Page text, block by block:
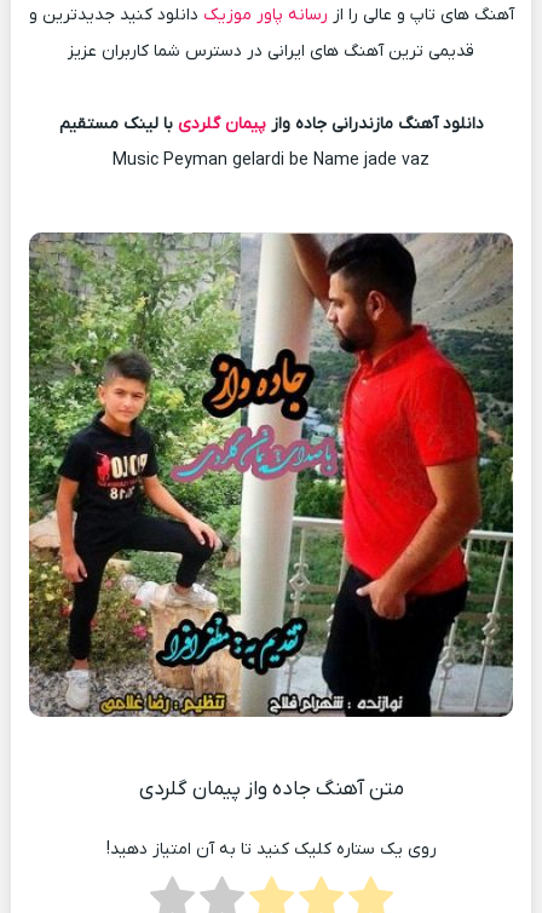
آهنگ های تاپ و عالی را از رسانه پاور موزیک دانلود کنید جدیدترین و
قدیمی ترین آهنگ های ایرانی در دسترس شما کاربران عزیز
دانلود آهنگ مازندرانی جاده وازپیمان گلردی با لینک مستقیم
Music Peyman gelardi be Name jade vaz
متن آهنگ جاده واز پیمان گلردی
روی یک ستاره کلیک کنید تا به آن امتیاز دهید!